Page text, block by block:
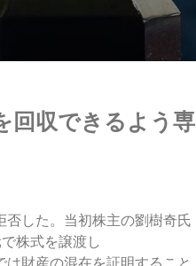
回収できるよう専
した。当初株主の劉樹奇氏
株式を譲渡し